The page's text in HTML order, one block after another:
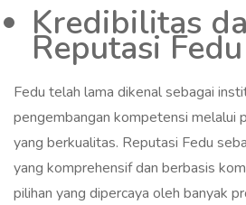
Kredibilitas
Reputasi Fedu
Fedu telah lama dikenal sebagai
pengembangan kompetensi melalui
yang berkualitas. Reputasi Fedu
yang komprehensif dan berbasis
pilihan yang dipercaya oleh banyak